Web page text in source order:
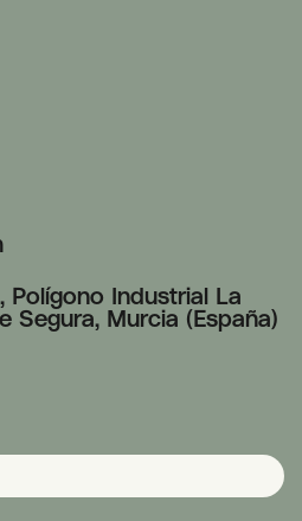
Polígono Industrial La
Segura, Murcia (España)